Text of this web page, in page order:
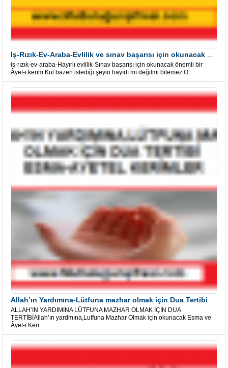
iş-rızık-ev-araba-Hayırlı evlilik-Sınav başarısı için okunacak önemli bir
Âyet-i kerim Kul bazen istediği şeyin hayırlı mı değilmi bilemez.O...
Allah’ın Yardımına-Lütfuna mazhar olmak için Dua Tertibi
ALLAH’IN YARDIMINA LÜTFUNA MAZHAR OLMAK İÇİN DUA
TERTİBİAllah’ın yardmına,Lutfuna Mazhar Olmak için okunacak Esma ve
Âyet-i Keri...